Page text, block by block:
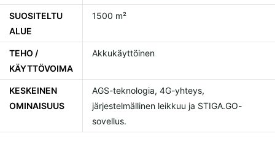
SUOSITELTU
ALUE
1500 m²
TEHO /
KÄYTTÖVOIMA
Akkukäyttöinen
KESKEINEN
OMINAISUUS
AGS-teknologia, 4G-yhteys,
järjestelmällinen leikkuu ja STIGA.GO-
sovellus.